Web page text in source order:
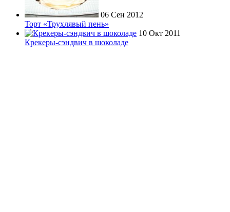
06 Сен 2012
Торт «Трухлявый пень»
10 Окт 2011
Крекеры-сэндвич в шоколаде